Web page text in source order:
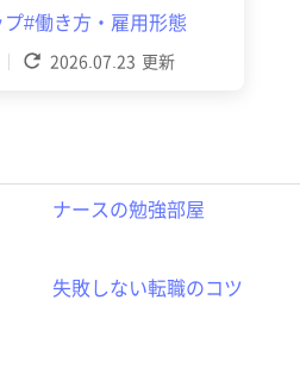
2026.07.23 更新
#働き方・雇用形態
ナースの勉強部屋
失敗しない転職のコツ